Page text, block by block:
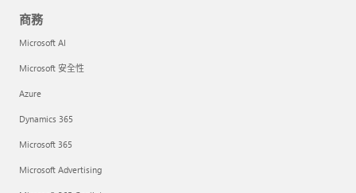
商務
Microsoft AI
Microsoft 安全性
Azure
Dynamics 365
Microsoft 365
Microsoft Advertising